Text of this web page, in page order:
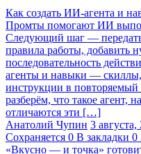
Как создать ИИ-агента и
Промты помогают ИИ
Следующий шаг — передать
правила работы, добавить
последовательность
агенты и навыки —
инструкции в повторяемый
разберём, что такое агент,
отличаются эти […]
Анатолий Чупин 3 августа,
Сохраняется 0 В закладки 0
«Вкусно — и точка»